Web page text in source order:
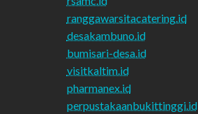
ranggawarsitacatering.id
desakambuno.id
bumisari-desa.id
visitkaltim.id
pharmanex.id
perpustakaanbukittinggi.id